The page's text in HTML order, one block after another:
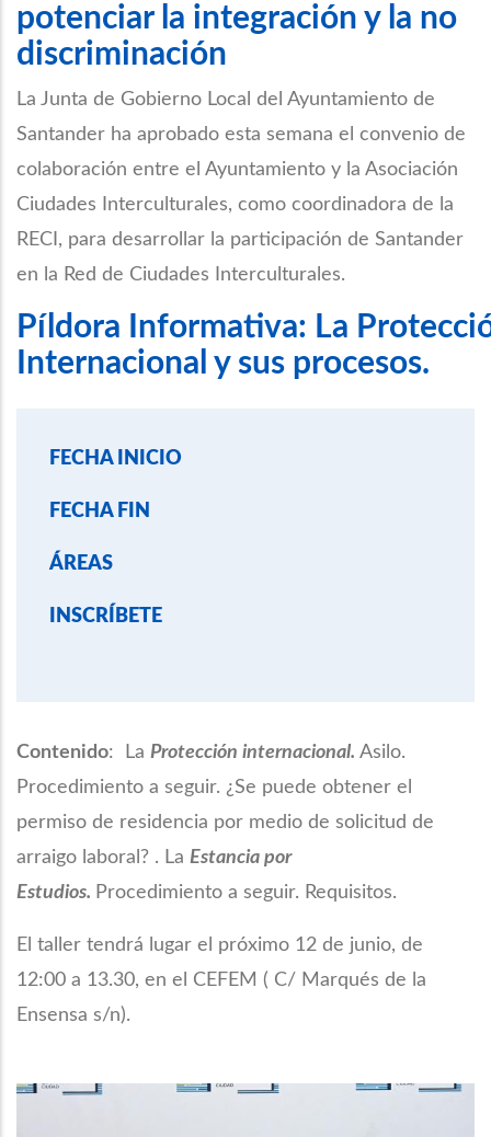
potenciar la integración y la no
discriminación
La Junta de Gobierno Local del Ayuntamiento de
Santander ha aprobado esta semana el convenio de
colaboración entre el Ayuntamiento y la Asociación
Ciudades Interculturales, como coordinadora de la
RECI, para desarrollar la participación de Santander
en la Red de Ciudades Interculturales.
Píldora Informativa: La
Internacional y sus procesos.
FECHA INICIO
FECHA FIN
ÁREAS
INSCRÍBETE
Contenido: La Protección internacional. Asilo.
Procedimiento a seguir. ¿Se puede obtener el
permiso de residencia por medio de solicitud de
arraigo laboral? . La Estancia por
Estudios. Procedimiento a seguir. Requisitos.
El taller tendrá lugar el próximo 12 de junio, de
12:00 a 13.30, en el CEFEM ( C/ Marqués de la
Ensensa s/n).